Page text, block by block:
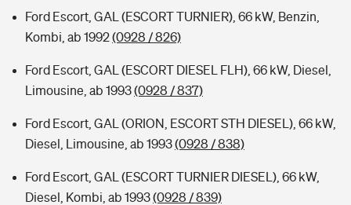
Ford Escort, GAL (ESCORT TURNIER), 66 kW, Benzin,
Kombi, ab 1992(0928 / 826)
Ford Escort, GAL (ESCORT DIESEL FLH), 66 kW, Diesel,
Limousine, ab 1993(0928 / 837)
Ford Escort, GAL (ORION, ESCORT STH DIESEL), 66 kW,
Diesel, Limousine, ab 1993(0928 / 838)
Ford Escort, GAL (ESCORT TURNIER DIESEL), 66 kW,
Diesel, Kombi, ab 1993(0928 / 839)